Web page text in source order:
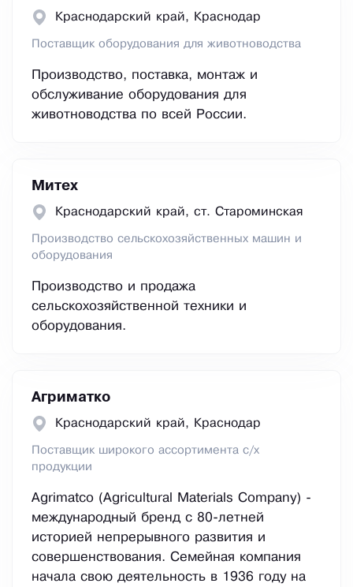
Краснодарский край, Краснодар
Поставщик оборудования для животноводства
Производство, поставка, монтаж и
обслуживание оборудования для
животноводства по всей России.
Митех
Краснодарский край, ст. Староминская
Производство сельскохозяйственных машин и
оборудования
Производство и продажа
сельскохозяйственной техники и
оборудования.
Агриматко
Краснодарский край, Краснодар
Поставщик широкого ассортимента с/х
продукции
Agrimatco (Agricultural Materials Company) -
международный бренд с 80-летней
историей непрерывного развития и
совершенствования. Семейная компания
начала свою деятельность в 1936 году на